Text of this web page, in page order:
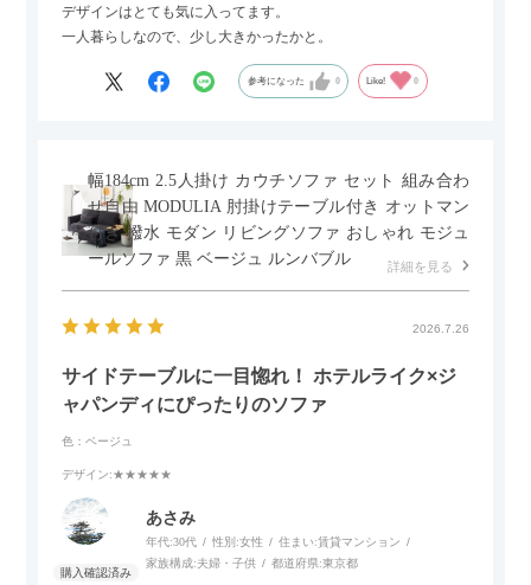
デザインはとても気に入ってます。
一人暮らしなので、少し大きかったかと。
参考になった 0 Like! 0
幅184cm 2.5人掛け カウチソファ セット 組み合わ
せ自由 MODULIA 肘掛けテーブル付き オットマン
付き 撥水 モダン リビングソファ おしゃれ モジュ
ールソファ 黒 ベージュ ルンバブル
詳細を見る
2026.7.26
サイドテーブルに一目惚れ！ ホテルライク×ジ
ャパンディにぴったりのソファ
色：ベージュ
デザイン:★★★★★
あさみ
年代:30代 性別:女性 住まい:賃貸マンション
家族構成:夫婦・子供 都道府県:東京都